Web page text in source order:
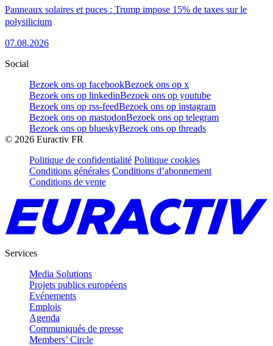
Panneaux solaires et puces : Trump impose 15% de taxes sur le
polysilicium
07.08.2026
Social
Bezoek ons op facebookBezoek ons op x
Bezoek ons op linkedinBezoek ons op youtube
Bezoek ons op rss-feedBezoek ons op instagram
Bezoek ons op mastodonBezoek ons op telegram
Bezoek ons op blueskyBezoek ons op threads
© 2026 Euractiv FR
Politique de confidentialité Politique cookies
Conditions générales Conditions d’abonnement
Conditions de vente
Services
Media Solutions
Projets publics européens
Evénements
Emplois
Agenda
Communiqués de presse
Members’ Circle